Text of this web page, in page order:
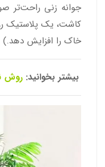
جوانه زنی راحت‌تر
کاشت، یک پلاستیک
خاک را افزایش دهد.)
بیشتر بخوانید:روش